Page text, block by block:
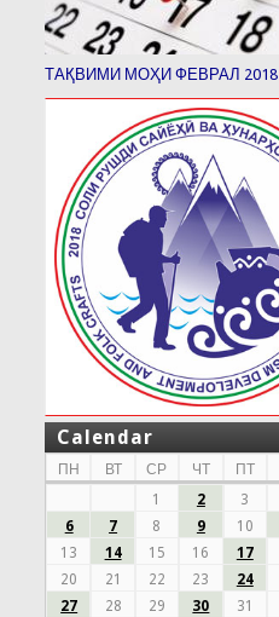
ТАҚВИМИ МОҲИ ФЕВРАЛ 2018
Calendar
ПН ВТ СР ЧТ ПТ
1
2 3
6
7 8 9 10
13
14 15 16 17
20
21 22 23 24
27
28 29 30 31